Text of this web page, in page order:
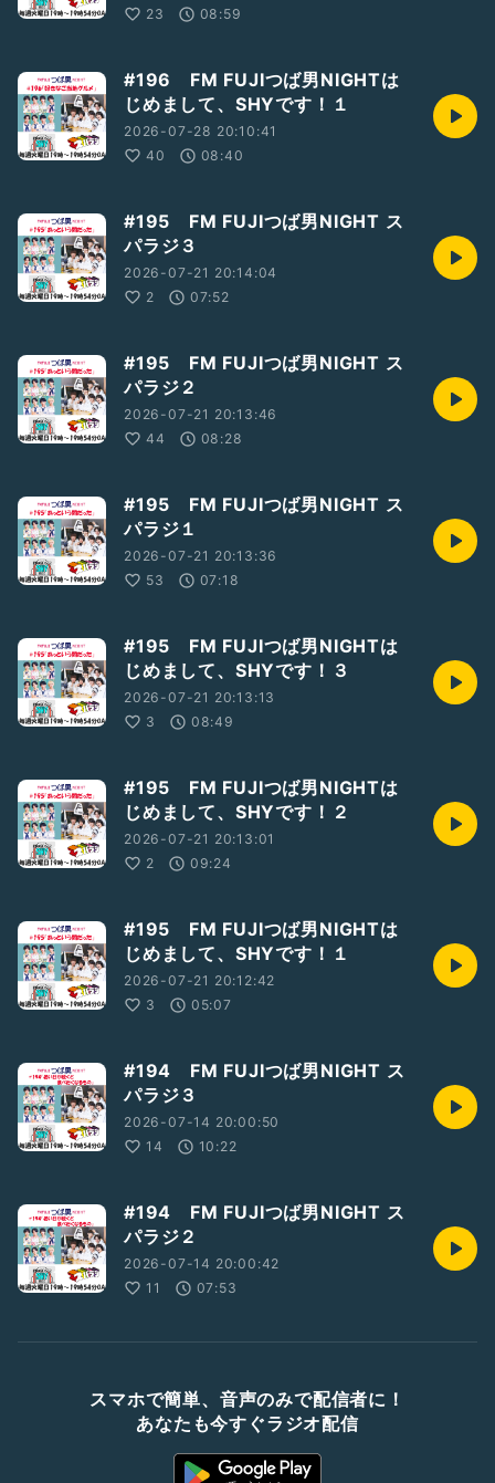
23
08:59
#196 FM FUJIつば男NIGHTは
じめまして、SHYです！１
2026-07-28 20:10:41
40
08:40
#195 FM FUJIつば男NIGHT ス
パラジ３
2026-07-21 20:14:04
2
07:52
#195 FM FUJIつば男NIGHT ス
パラジ２
2026-07-21 20:13:46
44
08:28
#195 FM FUJIつば男NIGHT ス
パラジ１
2026-07-21 20:13:36
53
07:18
#195 FM FUJIつば男NIGHTは
じめまして、SHYです！３
2026-07-21 20:13:13
3
08:49
#195 FM FUJIつば男NIGHTは
じめまして、SHYです！２
2026-07-21 20:13:01
2
09:24
#195 FM FUJIつば男NIGHTは
じめまして、SHYです！１
2026-07-21 20:12:42
3
05:07
#194 FM FUJIつば男NIGHT ス
パラジ３
2026-07-14 20:00:50
14
10:22
#194 FM FUJIつば男NIGHT ス
パラジ２
2026-07-14 20:00:42
11
07:53
スマホで簡単、音声のみで配信者に！
あなたも今すぐラジオ配信